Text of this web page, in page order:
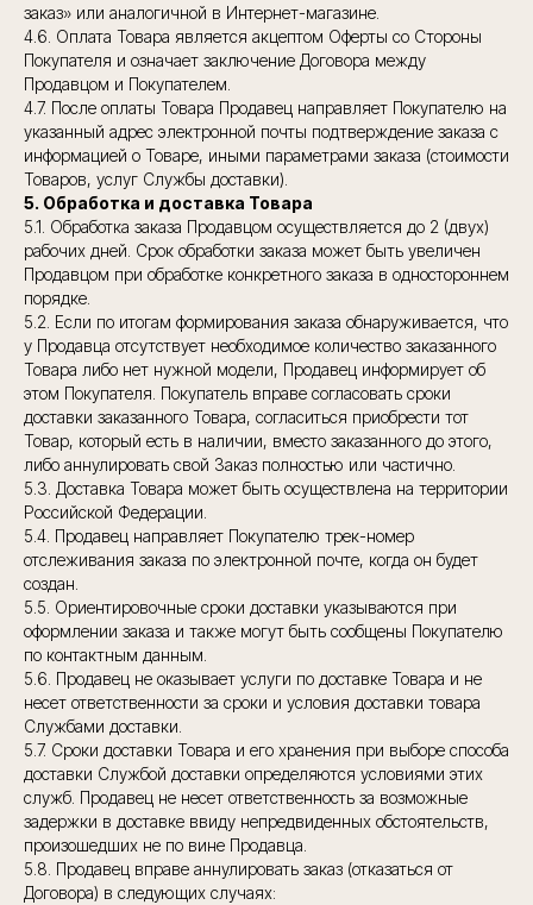
заказ» или аналогичной в Интернет-магазине.
4.6. Оплата Товара является акцептом Оферты со Стороны
Покупателя и означает заключение Договора между
Продавцом и Покупателем.
4.7. После оплаты Товара Продавец направляет Покупателю на
указанный адрес электронной почты подтверждение заказа с
информацией о Товаре, иными параметрами заказа (стоимости
Товаров, услуг Службы доставки).
5. Обработка и доставка Товара
5.1. Обработка заказа Продавцом осуществляется до 2 (двух)
рабочих дней. Срок обработки заказа может быть увеличен
Продавцом при обработке конкретного заказа в одностороннем
порядке.
5.2. Если по итогам формирования заказа обнаруживается, что
у Продавца отсутствует необходимое количество заказанного
Товара либо нет нужной модели, Продавец информирует об
этом Покупателя. Покупатель вправе согласовать сроки
доставки заказанного Товара, согласиться приобрести тот
Товар, который есть в наличии, вместо заказанного до этого,
либо аннулировать свой Заказ полностью или частично.
5.3. Доставка Товара может быть осуществлена на территории
Российской Федерации.
5.4. Продавец направляет Покупателю трек-номер
отслеживания заказа по электронной почте, когда он будет
создан.
5.5. Ориентировочные сроки доставки указываются при
оформлении заказа и также могут быть сообщены Покупателю
по контактным данным.
5.6. Продавец не оказывает услуги по доставке Товара и не
несет ответственности за сроки и условия доставки товара
Службами доставки.
5.7. Сроки доставки Товара и его хранения при выборе способа
доставки Службой доставки определяются условиями этих
служб. Продавец не несет ответственность за возможные
задержки в доставке ввиду непредвиденных обстоятельств,
произошедших не по вине Продавца.
5.8. Продавец вправе аннулировать заказ (отказаться от
Договора) в следующих случаях: